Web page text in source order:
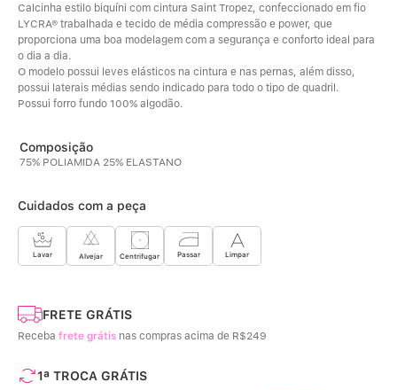
Calcinha estilo biquíni com cintura Saint Tropez, confeccionado em fio
LYCRA® trabalhada e tecido de média compressão e power, que
proporciona uma boa modelagem com a segurança e conforto ideal para
o dia a dia.
O modelo possui leves elásticos na cintura e nas pernas, além disso,
possui laterais médias sendo indicado para todo o tipo de quadril.
Possui forro fundo 100% algodão.
75% POLIAMIDA 25% ELASTANO
Cuidados com a peça
Lavar Alvejar Centrifugar Passar Limpar
FRETE GRÁTIS
Receba frete grátis nas compras acima de R$249
1ª TROCA GRÁTIS